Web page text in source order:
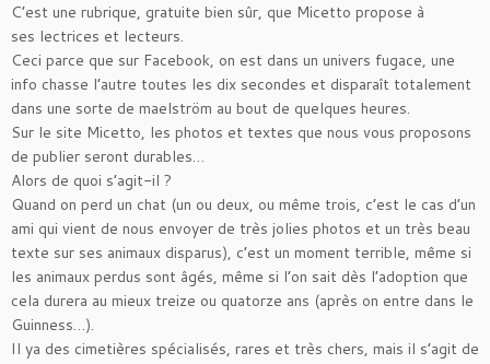
C’est une rubrique, gratuite bien sûr, que Micetto propose à
ses lectrices et lecteurs.
Ceci parce que sur Facebook, on est dans un univers fugace, une
info chasse l’autre toutes les dix secondes et disparaît totalement
dans une sorte de maelström au bout de quelques heures.
Sur le site Micetto, les photos et textes que nous vous proposons
de publier seront durables…
Alors de quoi s’agit-il ?
Quand on perd un chat (un ou deux, ou même trois, c’est le cas d’un
ami qui vient de nous envoyer de très jolies photos et un très beau
texte sur ses animaux disparus), c’est un moment terrible, même si
les animaux perdus sont âgés, même si l’on sait dès l’adoption que
cela durera au mieux treize ou quatorze ans (après on entre dans le
Guinness…).
Il ya des cimetières spécialisés, rares et très chers, mais il s’agit de